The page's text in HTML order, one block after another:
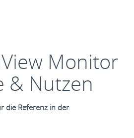
Monitor
& Nutzen
die Referenz in der